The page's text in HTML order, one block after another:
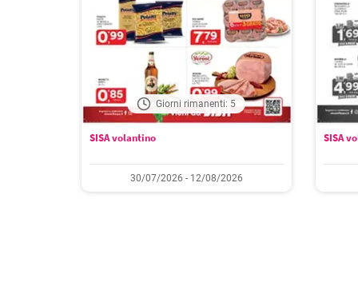
Giorni rimanenti: 5
SISA volantino
30/07/2026 - 12/08/2026
SISA